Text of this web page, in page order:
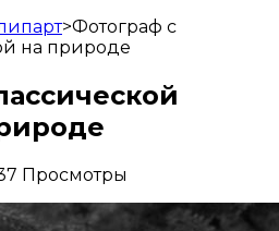
>Фотограф с
на природе
Просмотры